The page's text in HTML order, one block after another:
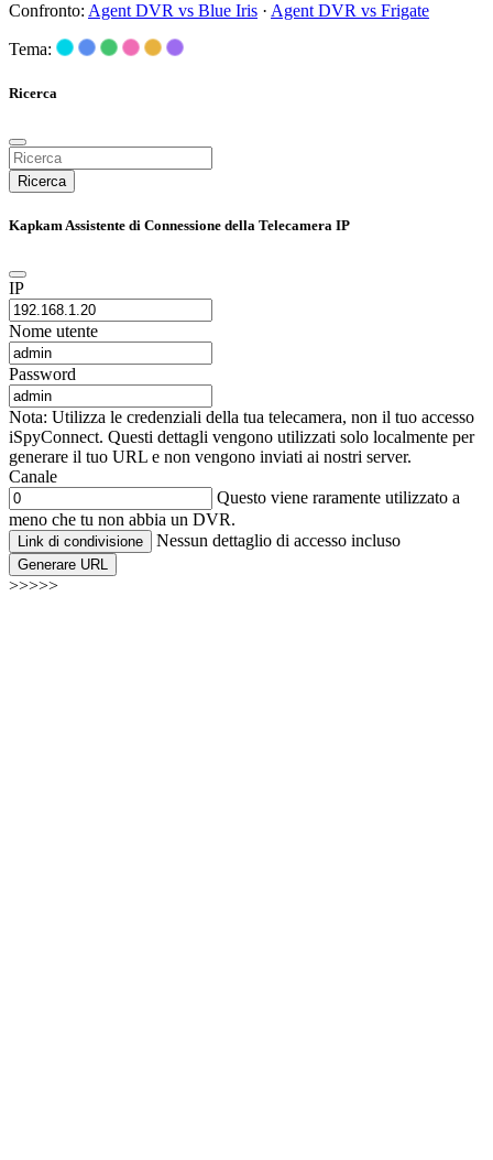
Confronto: Agent DVR vs Blue Iris · Agent DVR vs Frigate
Tema:
Ricerca
Ricerca
Kapkam Assistente di Connessione della Telecamera IP
IP
Nome utente
Password
Nota: Utilizza le credenziali della tua telecamera, non il tuo accesso
iSpyConnect. Questi dettagli vengono utilizzati solo localmente per
generare il tuo URL e non vengono inviati ai nostri server.
Canale
Questo viene raramente utilizzato a
meno che tu non abbia un DVR.
Link di condivisione Nessun dettaglio di accesso incluso
Generare URL
>>>>>